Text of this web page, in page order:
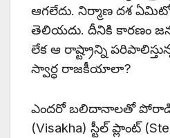
ఆగలేదు. నిర్మాణ దశ ఏమిటో
తెలియదు. దీనికి కారణం
లేక ఆ రాష్ట్రాన్ని
స్వార్ధ రాజకీయాలా?
ఎందరో బలిదానాలతో పోరాడి
(Visakha) స్టీల్ ప్లాంట్